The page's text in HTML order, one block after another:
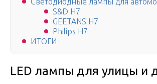
S&D H7
GEETANS H7
Philips H7
ИТОГИ
LED лампы для улицы и